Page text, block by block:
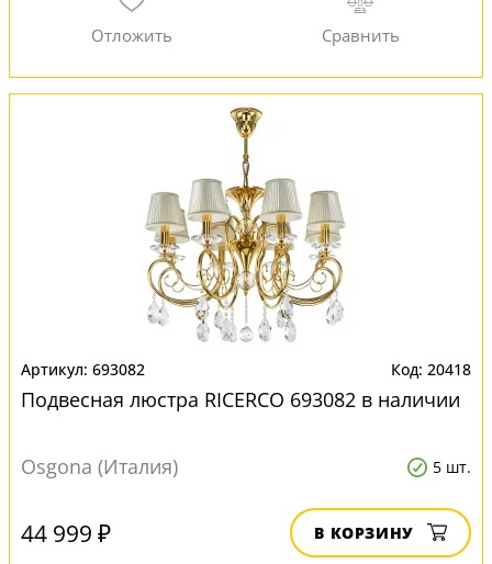
693082 20418
Подвесная люстра RICERCO 693082 в наличии
Osgona (Италия) 5 шт.
44 999 ₽ В КОРЗИНУ